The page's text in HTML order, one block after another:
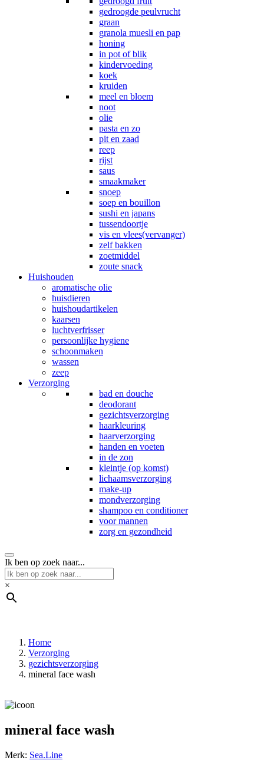
gedroogde peulvrucht
graan
granola muesli en pap
honing
in pot of blik
kindervoeding
koek
kruiden
meel en bloem
noot
olie
pasta en zo
pit en zaad
reep
rijst
saus
smaakmaker
snoep
soep en bouillon
sushi en japans
tussendoortje
vis en vlees(vervanger)
zelf bakken
zoetmiddel
zoute snack
Huishouden
aromatische olie
huisdieren
huishoudartikelen
kaarsen
luchtverfrisser
persoonlijke hygiene
schoonmaken
wassen
zeep
Verzorging
bad en douche
deodorant
gezichtsverzorging
haarkleuring
haarverzorging
handen en voeten
in de zon
kleintje (op komst)
lichaamsverzorging
make-up
mondverzorging
shampoo en conditioner
voor mannen
zorg en gezondheid
Ik ben op zoek naar...
×
Home
Verzorging
gezichtsverzorging
mineral face wash
mineral face wash
Merk: Sea.Line